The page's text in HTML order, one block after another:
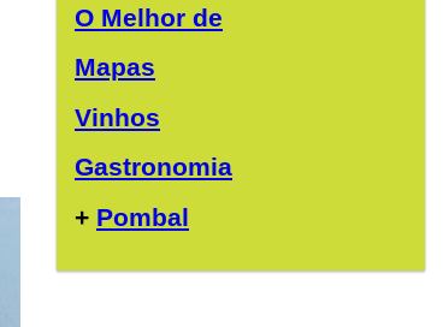
O Melhor de
Mapas
Vinhos
Gastronomia
+ Pombal